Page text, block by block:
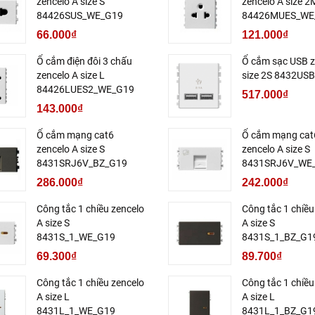
84426SUS_WE_G19
66.000₫ 121.000₫
Ổ cắm điện đôi 3 chấu
zencelo A size L
84426LUES2_WE_G19
143.000₫
Ổ cắm sạc USB
size 2S
517.000₫
Ổ cắm mạng cat6
zencelo A size S
8431SRJ6V_BZ_G19
286.000₫
Ổ cắm mạng
zencelo A size S
242.000₫
Công tắc 1 chiều zencelo
A size S
8431S_1_WE_G19
69.300₫
Công tắc 1
A size S
89.700₫
Công tắc 1 chiều zencelo
A size L
8431L_1_WE_G19
Công tắc 1
A size L